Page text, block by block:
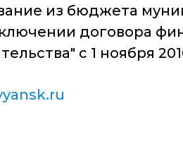
из бюджета
договора
с 1 ноября